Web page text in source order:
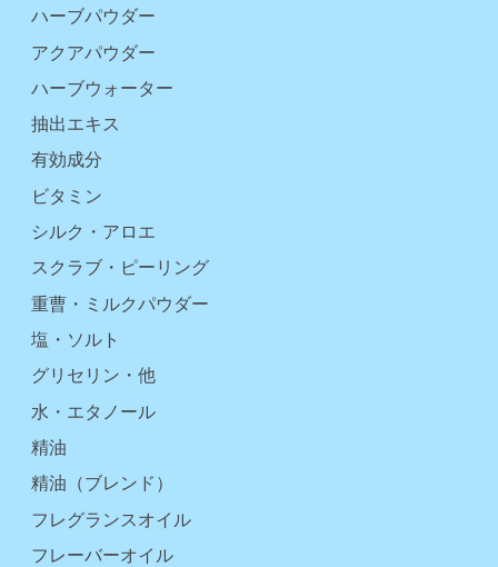
ハーブパウダー
アクアパウダー
ハーブウォーター
抽出エキス
有効成分
ビタミン
シルク・アロエ
スクラブ・ピーリング
重曹・ミルクパウダー
塩・ソルト
グリセリン・他
水・エタノール
精油
精油（ブレンド）
フレグランスオイル
フレーバーオイル